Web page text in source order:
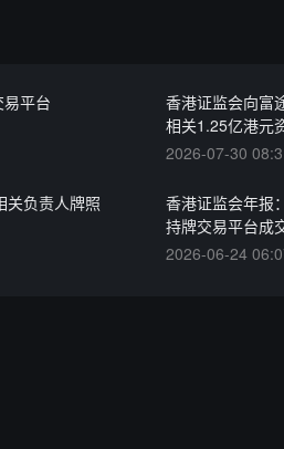
平台
香港证监会向富
相关1.25亿港元
2026-07-30
关负责人牌照
香港证监会年报
持牌交易平台成
2026-06-24